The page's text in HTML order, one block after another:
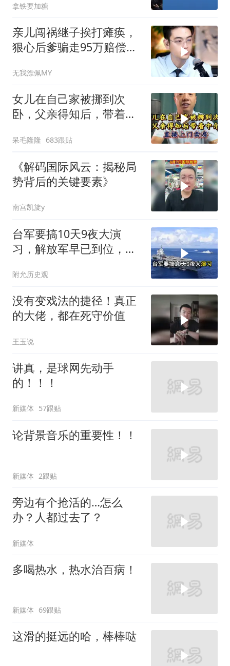
拿铁要加糖
亲儿闯祸继子挨打瘫痪，
狠心后爹骗走95万赔偿金
无我漂佩MY
女儿在自己家被挪到次
卧，父亲得知后，带着中
呆毛隆隆 683跟贴
《解码国际风云：揭秘局
势背后的关键要素》
南宫凯旋y
台军要搞10天9夜大演
习，解放军早已到位，美
味了
附允历史观
没有变戏法的捷径！真正
的大佬，都在死守价值
王玉说
讲真，是球网先动手
的！！！
新媒体 57跟贴
论背景音乐的重要性！！
新媒体 2跟贴
旁边有个抢活的…怎么
办？人都过去了？
新媒体
多喝热水，热水治百病！
新媒体 69跟贴
这滑的挺远的哈，棒棒哒